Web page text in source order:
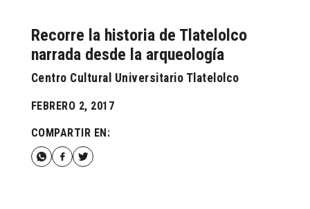
Recorre la historia de Tlatelolco
narrada desde la arqueología
Centro Cultural Universitario Tlatelolco
FEBRERO 2, 2017
COMPARTIR EN: